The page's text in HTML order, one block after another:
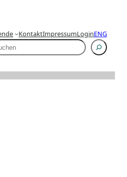
KontaktImpressumLoginENG